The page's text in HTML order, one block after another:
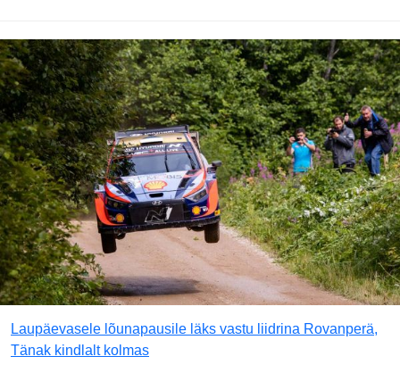
Laupäevasele lõunapausile läks vastu liidrina Rovanperä,
Tänak kindlalt kolmas